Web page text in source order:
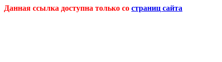
Данная ссылка доступна только со страниц сайта